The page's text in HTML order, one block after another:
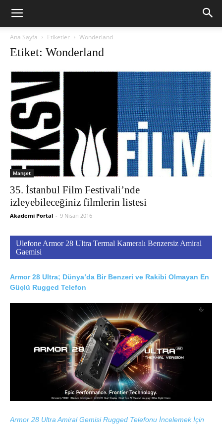
Ana Sayfa Etiketler Wonderland
Etiket: Wonderland
Manşet
35. İstanbul Film Festivali’nde
izleyebileceğiniz filmlerin listesi
Akademi Portal - 9 Nisan 2016
Ulefone Armor 28 Ultra Termal Kameralı Benzersiz Amiral
Gaemisi
Armor 28 Ultra; Dünya’da Bir Benzeri ve Rakibi Olmayan En
Güçlü Rugged Telefon
Armor 28 Ultra Amiral Gemisi Rugged Telefonu İncelemek İçin